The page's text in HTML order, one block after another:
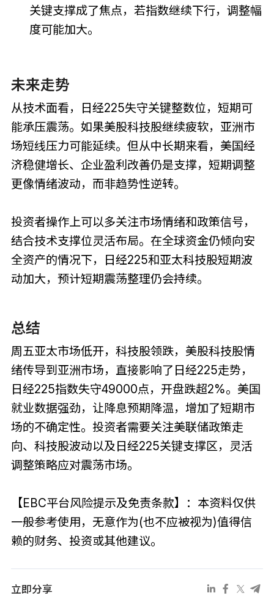
关键支撑成了焦点，若指数继续下行，调整幅
度可能加大。
未来走势
从技术面看，日经225失守关键整数位，短期可
能承压震荡。如果美股科技股继续疲软，亚洲市
场短线压力可能延续。但从中长期来看，美国经
济稳健增长、企业盈利改善仍是支撑，短期调整
更像情绪波动，而非趋势性逆转。
投资者操作上可以多关注市场情绪和政策信号，
结合技术支撑位灵活布局。在全球资金仍倾向安
全资产的情况下，日经225和亚太科技股短期波
动加大，预计短期震荡整理仍会持续。
总结
周五亚太市场低开，科技股领跌，美股科技股情
绪传导到亚洲市场，直接影响了日经225走势，
日经225指数失守49000点，开盘跌超2%。美国
就业数据强劲，让降息预期降温，增加了短期市
场的不确定性。投资者需要关注美联储政策走
向、科技股波动以及日经225关键支撑区，灵活
调整策略应对震荡市场。
【EBC平台风险提示及免责条款】：本资料仅供
一般参考使用，无意作为(也不应被视为)值得信
赖的财务、投资或其他建议。
立即分享